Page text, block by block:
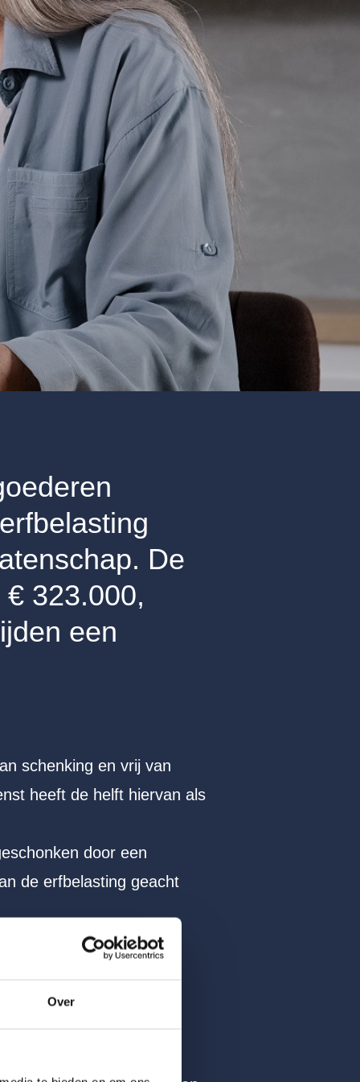
Over
De
323.000,
een
schenking en vrij van
heeft de helft hiervan als
door een
de erfbelasting geacht
dementie leed. De